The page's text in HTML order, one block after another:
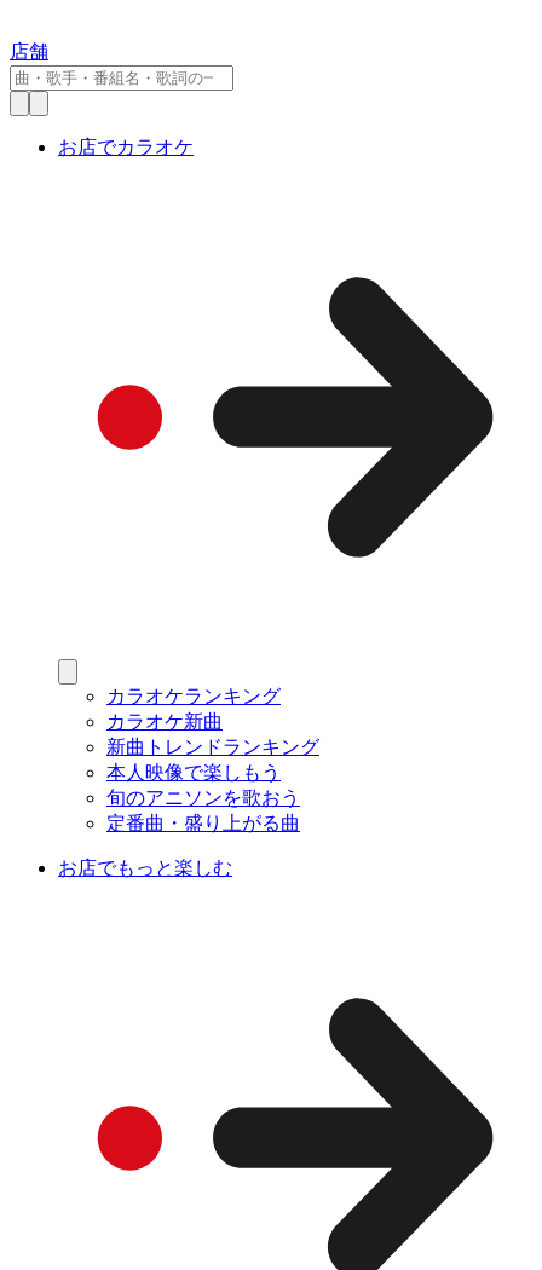
店舗
お店でカラオケ
カラオケランキング
カラオケ新曲
新曲トレンドランキング
本人映像で楽しもう
旬のアニソンを歌おう
定番曲・盛り上がる曲
お店でもっと楽しむ